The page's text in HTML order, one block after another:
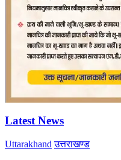
Latest News
Uttarakhand उत्तराखण्ड